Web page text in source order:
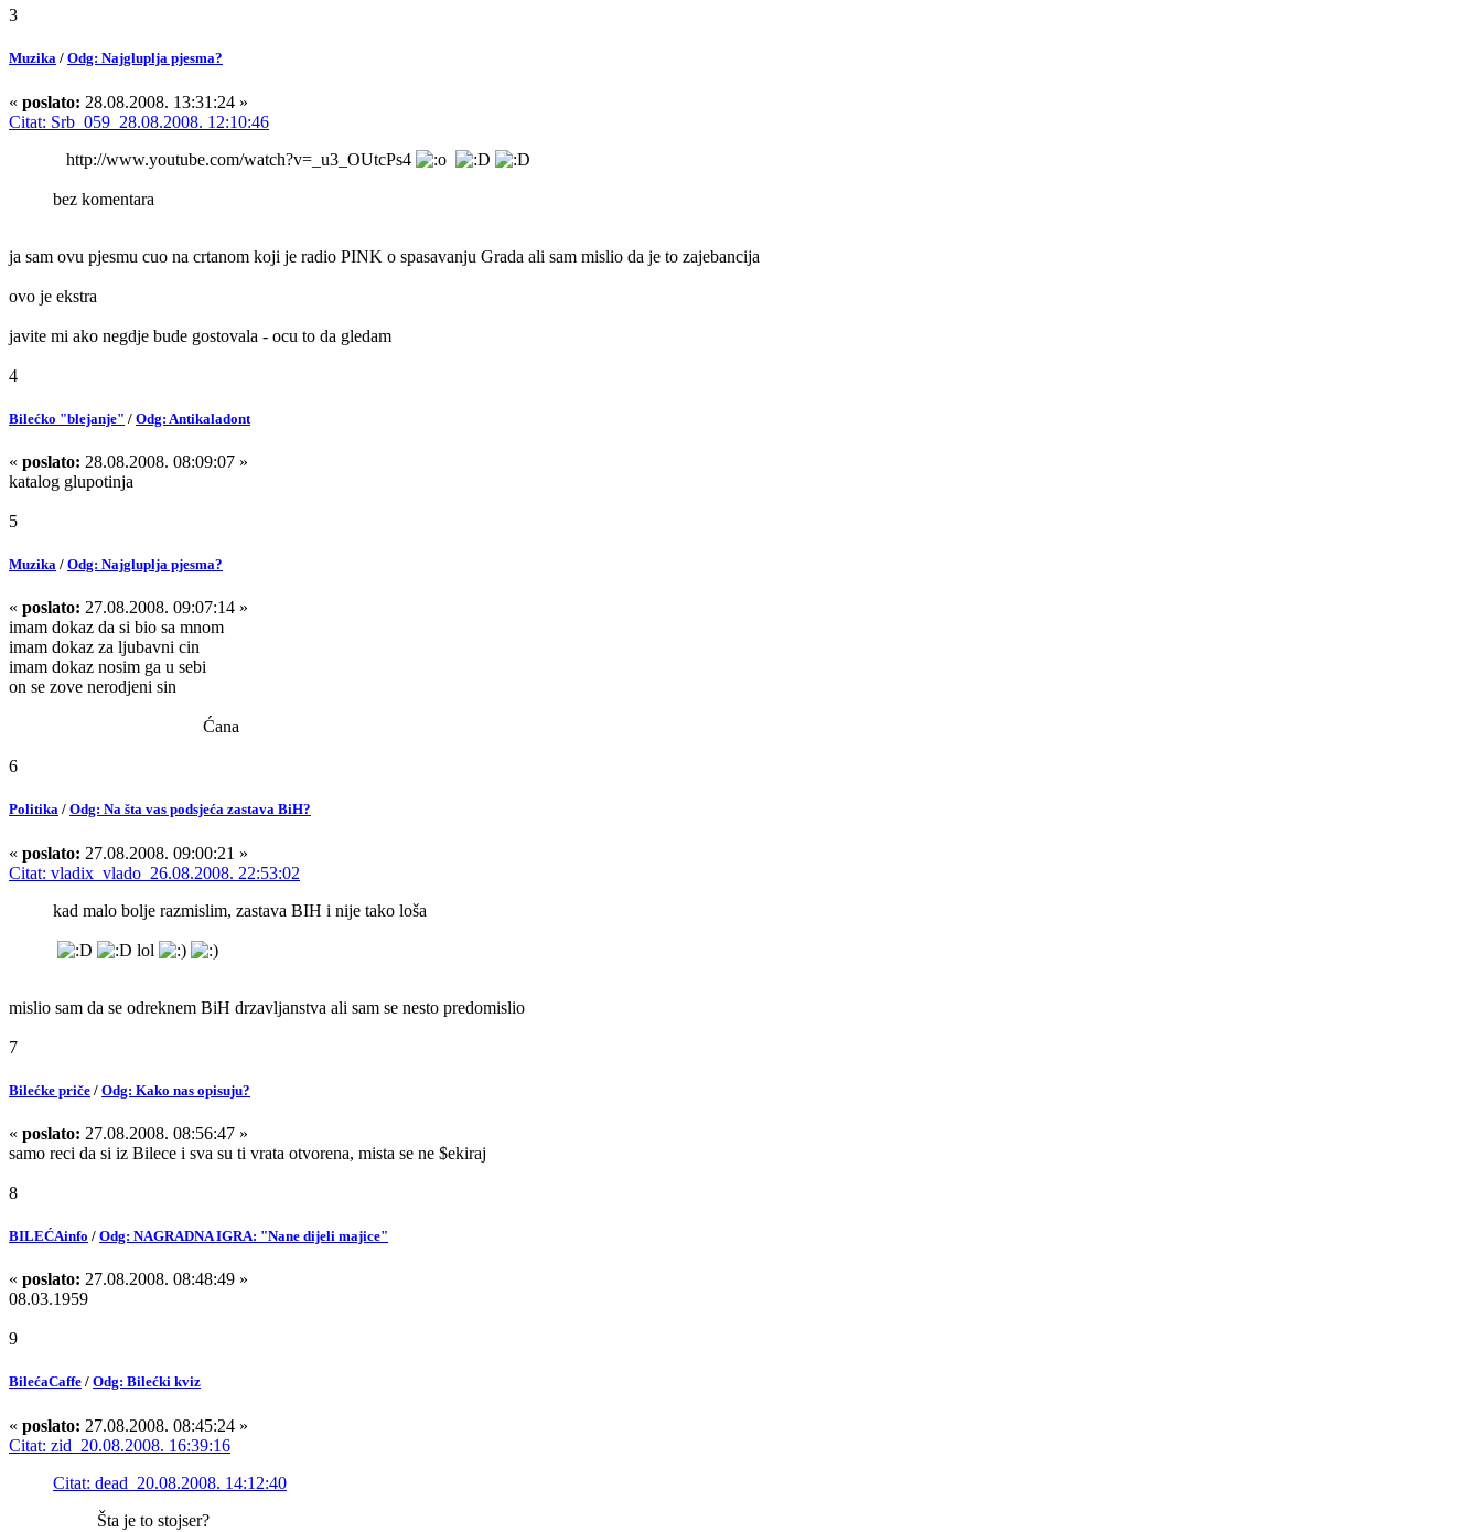
3
Muzika / Odg: Najgluplja pjesma?
« poslato: 28.08.2008. 13:31:24 »
Citat: Srb_059 28.08.2008. 12:10:46
http://www.youtube.com/watch?v=_u3_OUtcPs4
bez komentara
ja sam ovu pjesmu cuo na crtanom koji je radio PINK o spasavanju Grada ali sam mislio da je to zajebancija
ovo je ekstra
javite mi ako negdje bude gostovala - ocu to da gledam
4
Bilećko "blejanje" / Odg: Antikaladont
« poslato: 28.08.2008. 08:09:07 »
katalog glupotinja
5
Muzika / Odg: Najgluplja pjesma?
« poslato: 27.08.2008. 09:07:14 »
imam dokaz da si bio sa mnom
imam dokaz za ljubavni cin
imam dokaz nosim ga u sebi
on se zove nerodjeni sin
Ćana
6
Politika / Odg: Na šta vas podsjeća zastava BiH?
« poslato: 27.08.2008. 09:00:21 »
Citat: vladix_vlado 26.08.2008. 22:53:02
kad malo bolje razmislim, zastava BIH i nije tako loša
lol
mislio sam da se odreknem BiH drzavljanstva ali sam se nesto predomislio
7
Bilećke priče / Odg: Kako nas opisuju?
« poslato: 27.08.2008. 08:56:47 »
samo reci da si iz Bilece i sva su ti vrata otvorena, mista se ne $ekiraj
8
BILEĆAinfo / Odg: NAGRADNA IGRA: "Nane dijeli majice"
« poslato: 27.08.2008. 08:48:49 »
08.03.1959
9
BilećaCaffe / Odg: Bilećki kviz
« poslato: 27.08.2008. 08:45:24 »
Citat: zid 20.08.2008. 16:39:16
Citat: dead 20.08.2008. 14:12:40
Šta je to stojser?